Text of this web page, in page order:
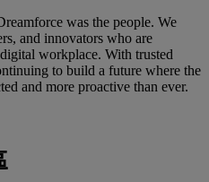
was the people. We
and innovators who are
workplace. With trusted
to build a future where the
and more proactive than ever.